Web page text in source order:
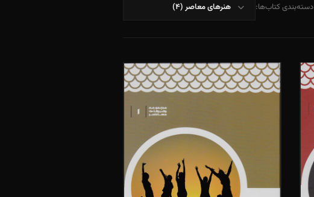
دسته‌بندی کتاب‌ها: